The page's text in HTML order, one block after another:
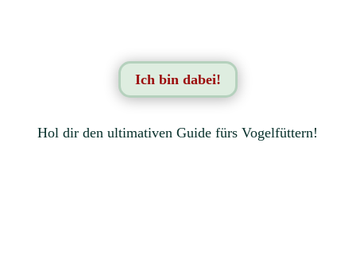
Ich bin dabei!
Hol dir den ultimativen Guide fürs Vogelfüttern!